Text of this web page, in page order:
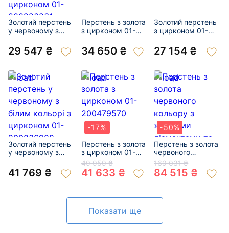
Золотий перстень
у червоному з
цирконом 01-
200926861
29 547 ₴
Перстень з золота
з цирконом 01-
34 650 ₴
Золотий перстень
з цирконом 01-
27 154 ₴
Золотий перстень
у червоному з
цирконом 01-
200836988
41 769 ₴
-17%
Перстень з золота
з цирконом 01-
200479570
49 959 ₴
41 633 ₴
-50%
Перстень з золота
червоного
кольору з
жовтими
діамантами та
169 031 ₴
84 515 ₴
Показати ще